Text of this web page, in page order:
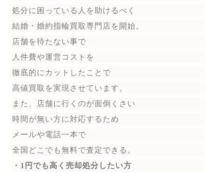
処分に困っている人を助けるべく
結婚・婚約指輪買取専門店を開始。
店舗を待たない事で
人件費や運営コストを
徹底的にカットしたことで
高値買取を実現させています。
また、店舗に行くのが面倒くさい
時間が無い方に対応するため
メールや電話一本で
全国どこでも無料で査定できる。
・1円でも高く売却処分したい方